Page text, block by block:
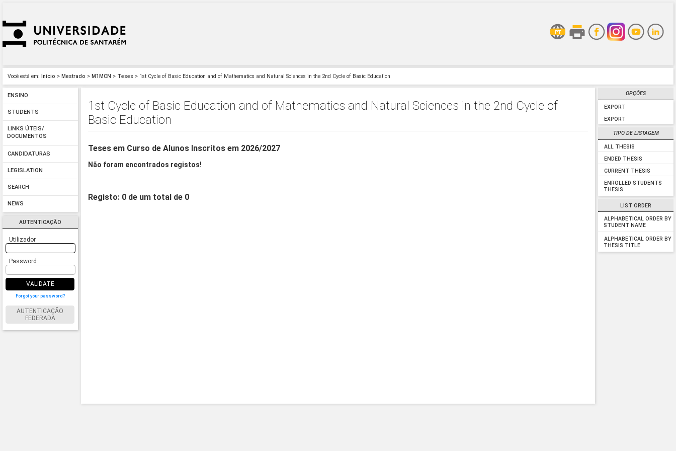
Você está em: Início > Mestrado > M1MCN > Teses > 1st Cycle of Basic Education and of Mathematics and Natural Sciences in the 2nd Cycle of Basic Education
ENSINO
STUDENTS
LINKS ÚTEIS/
DOCUMENTOS
CANDIDATURAS
LEGISLATION
SEARCH
NEWS
AUTENTICAÇÃO
Utilizador
Password
VALIDATE
Forgot your password?
AUTENTICAÇÃO
FEDERADA
OPÇÕES
EXPORT
EXPORT
TIPO DE LISTAGEM
ALL THESIS
ENDED THESIS
CURRENT THESIS
ENROLLED STUDENTS
THESIS
LIST ORDER
ALPHABETICAL ORDER BY
STUDENT NAME
ALPHABETICAL ORDER BY
THESIS TITLE
1st Cycle of Basic Education and of Mathematics and Natural Sciences in the 2nd Cycle of
Basic Education
Teses em Curso de Alunos Inscritos em 2026/2027
Não foram encontrados registos!
Registo: 0 de um total de 0